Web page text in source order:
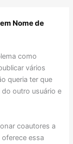
Nome de
como
vários
queria ter que
outro usuário e
coautores a
essa